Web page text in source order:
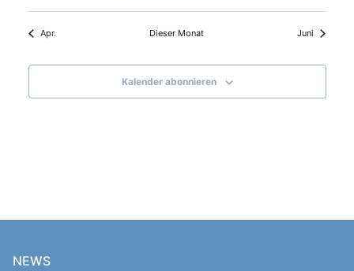
Apr. Dieser Monat Juni
Kalender abonnieren
NEWS